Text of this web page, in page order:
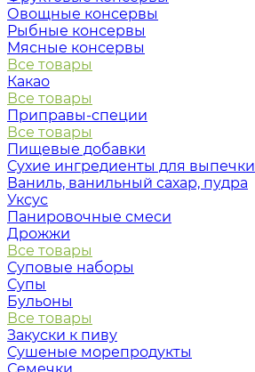
Овощные консервы
Рыбные консервы
Мясные консервы
Все товары
Какао
Все товары
Приправы-специи
Все товары
Пищевые добавки
Сухие ингредиенты для выпечки
Ваниль, ванильный сахар, пудра
Уксус
Панировочные смеси
Дрожжи
Все товары
Суповые наборы
Супы
Бульоны
Все товары
Закуски к пиву
Сушеные морепродукты